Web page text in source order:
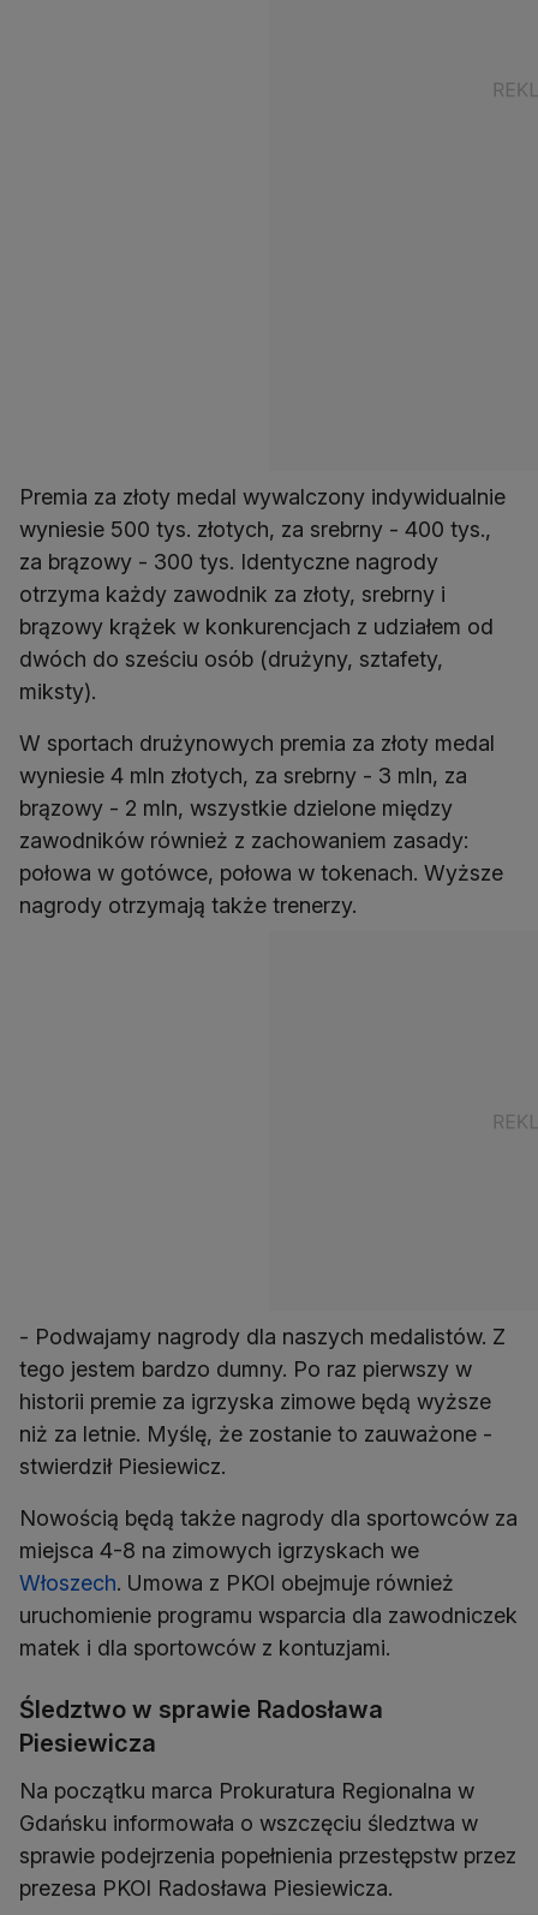
Premia za złoty medal wywalczony indywidualnie
wyniesie 500 tys. złotych, za srebrny - 400 tys.,
za brązowy - 300 tys. Identyczne nagrody
otrzyma każdy zawodnik za złoty, srebrny i
brązowy krążek w konkurencjach z udziałem od
dwóch do sześciu osób (drużyny, sztafety,
miksty).
W sportach drużynowych premia za złoty medal
wyniesie 4 mln złotych, za srebrny - 3 mln, za
brązowy - 2 mln, wszystkie dzielone między
zawodników również z zachowaniem zasady:
połowa w gotówce, połowa w tokenach. Wyższe
nagrody otrzymają także trenerzy.
- Podwajamy nagrody dla naszych medalistów. Z
tego jestem bardzo dumny. Po raz pierwszy w
historii premie za igrzyska zimowe będą wyższe
niż za letnie. Myślę, że zostanie to zauważone -
stwierdził Piesiewicz.
Nowością będą także nagrody dla sportowców za
miejsca 4-8 na zimowych igrzyskach we
Włoszech. Umowa z PKOl obejmuje również
uruchomienie programu wsparcia dla zawodniczek
matek i dla sportowców z kontuzjami.
Śledztwo w sprawie Radosława
Piesiewicza
Na początku marca Prokuratura Regionalna w
Gdańsku informowała o wszczęciu śledztwa w
sprawie podejrzenia popełnienia przestępstw przez
prezesa PKOl Radosława Piesiewicza.